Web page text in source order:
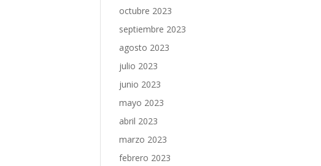
octubre 2023
septiembre 2023
agosto 2023
julio 2023
junio 2023
mayo 2023
abril 2023
marzo 2023
febrero 2023